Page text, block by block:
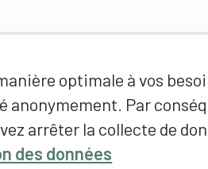
optimale à vos
Par
arrêter la collecte de
des données